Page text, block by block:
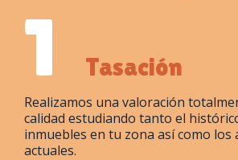
1 Tasación
Realizamos una valoración
calidad estudiando tanto el
inmuebles en tu zona así como los
actuales.